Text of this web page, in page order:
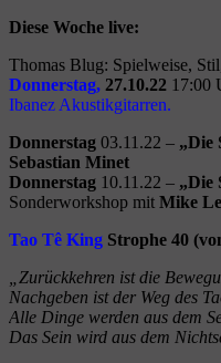
Diese Woche live:
Thomas Blug: Spielweise,
Donnerstag, 27.10.22 17:00
Ibanez Akustikgitarren.
Donnerstag 03.11.22 – „Die
Sebastian Minet
Donnerstag 10.11.22 – „Die
Sonderworkshop mit Mike
Tao Tê King Strophe 40
„Zurückkehren ist die
Nachgeben ist der Weg des
Alle Dinge werden aus dem
Das Sein wird aus dem